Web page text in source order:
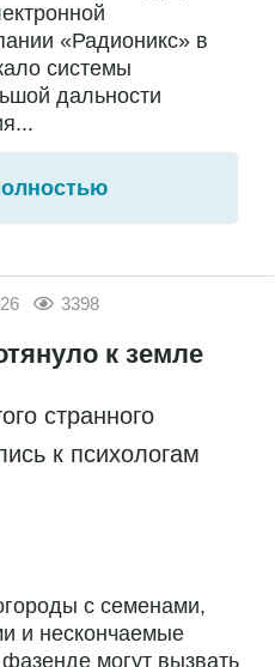
«Радионикс» в
системы
дальности
3398
к земле
странного
к психологам
с семенами,
и нескончаемые
могут вызвать